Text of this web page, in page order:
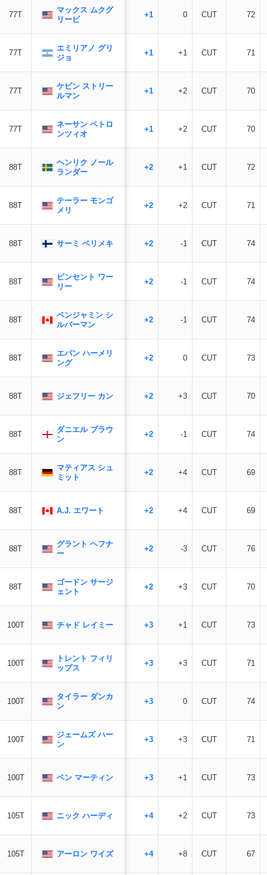
77T
マックス ムクグ
リービ
77T
エミリアノ グリ
ジョ
77T
ケビン ストリー
ルマン
77T
ネーサン ペトロ
ンツィオ
88T
ヘンリク ノール
ランダー
88T
テーラー モンゴ
メリ
88T サーミ ベリメキ
88T
ビンセント ワー
リー
88T
ベンジャミン シ
ルバーマン
88T
エバン ハーメリ
ング
88T ジェフリー カン
88T
ダニエル ブラウ
ン
88T
マティアス シュ
ミット
88T A.J. エワート
88T
グラント ヘフナ
ー
88T
ゴードン サージ
ェント
100T チャド レイミー
100T
トレント フィリ
ップス
100T
タイラー ダンカ
ン
100T
ジェームズ ハー
ン
100T ベン マーティン
105T ニック ハーディ
105T アーロン ワイズ
+1 0 CUT 72
+1 +1 CUT 71
+1 +2 CUT 70
+1 +2 CUT 70
+2 +1 CUT 72
+2 +2 CUT 71
+2 -1 CUT 74
+2 -1 CUT 74
+2 -1 CUT 74
+2 0 CUT 73
+2 +3 CUT 70
+2 -1 CUT 74
+2 +4 CUT 69
+2 +4 CUT 69
+2 -3 CUT 76
+2 +3 CUT 70
+3 +1 CUT 73
+3 +3 CUT 71
+3 0 CUT 74
+3 +3 CUT 71
+3 +1 CUT 73
+4 +2 CUT 73
+4 +8 CUT 67